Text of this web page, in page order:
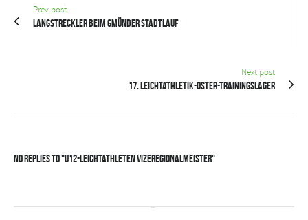
Prev post
Langstreckler beim Gmünder Stadtlauf
Next post
17. Leichtathletik-Oster-Trainingslager
No Replies to "U12-Leichtathleten Vizeregionalmeister"